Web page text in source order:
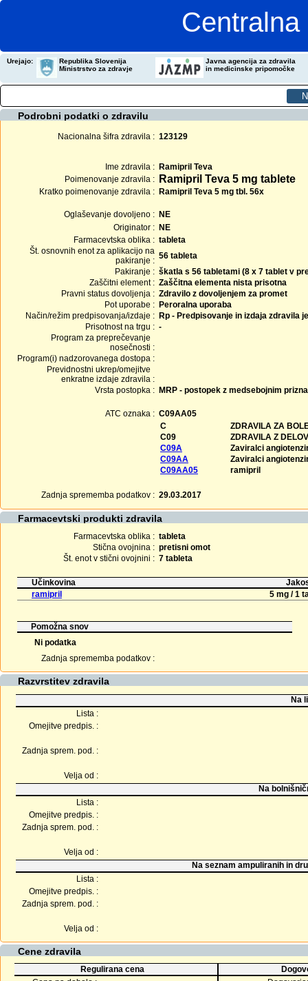
Urejajo:
Republika Slovenija
Ministrstvo za zdravje
Javna agencija za zdravila
in medicinske pripomočke
Podrobni podatki o zdravilu
Nacionalna šifra zdravila : 123129
Ime zdravila : Ramipril Teva
Poimenovanje zdravila :
Ramipril Teva 5 mg tablete
Kratko poimenovanje zdravila : Ramipril Teva 5 mg tbl. 56x
Oglaševanje dovoljeno : NE
Originator : NE
Farmacevtska oblika : tableta
Št. osnovnih enot za aplikacijo na
pakiranje : 56 tableta
Pakiranje : škatla s 56 tabletami (8 x 7 tablet v
Zaščitni element : Zaščitna elementa nista prisotna
Pravni status dovoljenja : Zdravilo z dovoljenjem za promet
Pot uporabe : Peroralna uporaba
Način/režim predpisovanja/izdaje : Rp - Predpisovanje in izdaja zdravila
Prisotnost na trgu : -
Program za preprečevanje
nosečnosti :
Program(i) nadzorovanega dostopa :
Previdnostni ukrep/omejitve
enkratne izdaje zdravila :
Vrsta postopka : MRP - postopek z medsebojnim
ATC oznaka : C09AA05
C
ZDRAVILA ZA
C09
ZDRAVILA Z
C09A
Zaviralci
C09AA
Zaviralci
C09AA05
ramipril
Zadnja sprememba podatkov : 29.03.2017
Farmacevtski produkti zdravila
Farmacevtska oblika : tableta
Stična ovojnina : pretisni omot
Št. enot v stični ovojnini : 7 tableta
Učinkovina
ramipril
5 mg / 1
Pomožna snov
Ni podatka
Zadnja sprememba podatkov :
Razvrstitev zdravila
Na
Lista :
Omejitve predpis. :
Zadnja sprem. pod. :
Velja od :
Na
Lista :
Omejitve predpis. :
Zadnja sprem. pod. :
Velja od :
Na seznam ampuliranih in
Lista :
Omejitve predpis. :
Zadnja sprem. pod. :
Velja od :
Cene zdravila
Regulirana cena